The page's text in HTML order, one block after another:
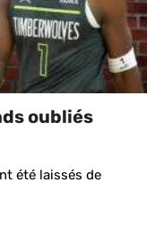
oubliés
été laissés de